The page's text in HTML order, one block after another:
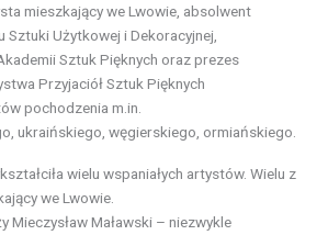
mieszkający we Lwowie, absolwent
Użytkowej i Dekoracyjnej,
Sztuk Pięknych oraz prezes
Przyjaciół Sztuk Pięknych
pochodzenia m.in.
ukraińskiego, węgierskiego, ormiańskiego.
wielu wspaniałych artystów. Wielu z
we Lwowie.
Mieczysław Maławski – niezwykle